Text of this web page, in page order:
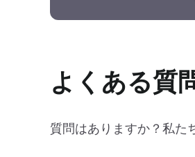
よくある質
質問はありますか？私た